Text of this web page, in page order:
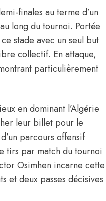
finales au terme d’un
long du tournoi. Portée
stade avec un seul but
collectif. En attaque,
particulièrement
en dominant l’Algérie
leur billet pour le
parcours offensif
tirs par match du tournoi
Osimhen incarne cette
et deux passes décisives